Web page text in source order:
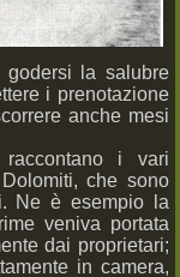
godersi la salubre
i prenotazione
anche mesi
raccontano i vari
che sono
Ne è esempio la
veniva portata
dai proprietari;
in camera,